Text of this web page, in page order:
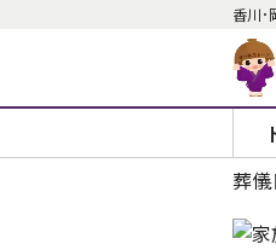
香川･
葬儀